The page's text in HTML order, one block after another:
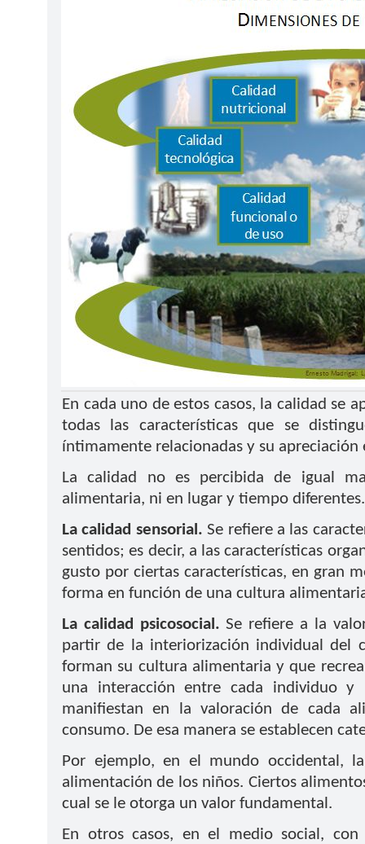
En cada uno de estos casos, la calidad se
todas las características que se
íntimamente relacionadas y su apreciación
La calidad no es percibida de igual
alimentaria, ni en lugar y tiempo diferentes.
La calidad sensorial. Se refiere a las
sentidos; es decir, a las características
gusto por ciertas características, en gran
forma en función de una cultura
La calidad psicosocial. Se refiere a la
partir de la interiorización individual del
forman su cultura alimentaria y que
una interacción entre cada individuo y
manifiestan en la valoración de cada
consumo. De esa manera se establecen
Por ejemplo, en el mundo occidental,
alimentación de los niños. Ciertos
cual se le otorga un valor fundamental.
En otros casos, en el medio social,